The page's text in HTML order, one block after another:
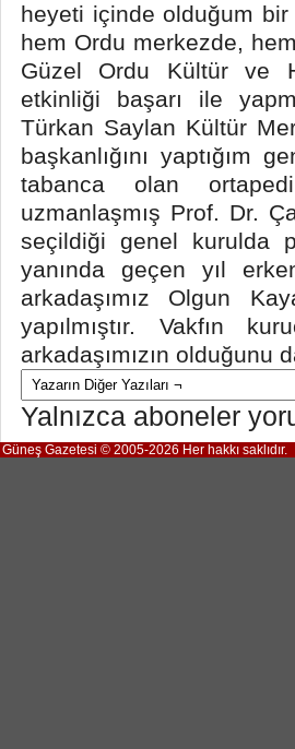
heyeti içinde olduğum
hem Ordu merkezde,
Güzel Ordu Kültür ve
etkinliği başarı ile
Türkan Saylan Kültür
başkanlığını yaptığım
tabanca olan
uzmanlaşmış Prof. Dr.
seçildiği genel kurulda
yanında geçen yıl
arkadaşımız Olgun
yapılmıştır. Vakfın
arkadaşımızın
Yalnızca aboneler
Güneş Gazetesi © 2005-2026 Her hakkı saklıdır.